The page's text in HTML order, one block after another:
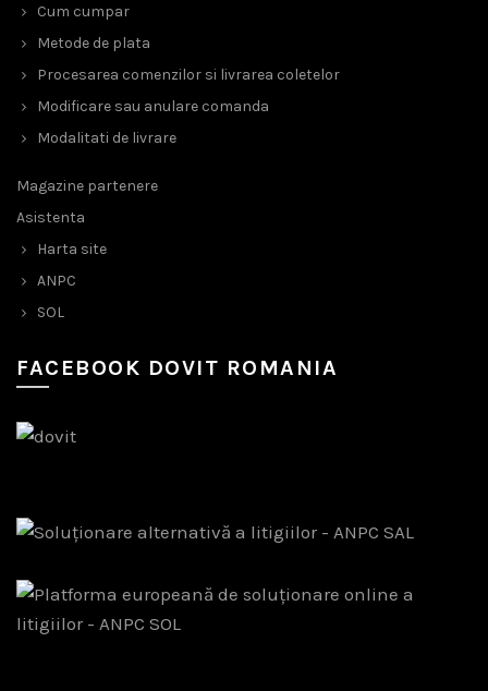
Cum cumpar
Metode de plata
Procesarea comenzilor si livrarea coletelor
Modificare sau anulare comanda
Modalitati de livrare
Magazine partenere
Asistenta
Harta site
ANPC
SOL
FACEBOOK DOVIT ROMANIA